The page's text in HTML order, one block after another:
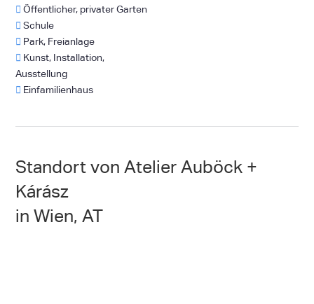
Öffentlicher, privater Garten
Schule
Park, Freianlage
Kunst, Installation,
Ausstellung
Einfamilienhaus
Standort von Atelier Auböck +
Kárász
in Wien, AT